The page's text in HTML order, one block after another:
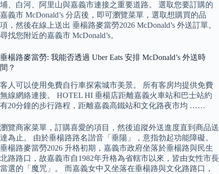
埔、白河、阿里山與嘉義市連接之重要道路。 選取您要訂購的
嘉義市 McDonald’s 分店後，即可瀏覽菜單，選取想購買的品
項，然後在線上送出 垂楊路麥當勞2026 McDonald’s 外送訂單。
尋找您附近的嘉義市 McDonald’s。
垂楊路麥當勞: 我能否透過 Uber Eats 安排 McDonald’s 外送時
間？
客人可以使用免費自行車探索城市美景。 所有客房均提供免費
無線網絡連接。 HOTEL HI 垂楊店距離嘉義火車站和巴士站約
有20分鐘的步行路程，距離嘉義高鐵站和文化路夜市均 ……
瀏覽商家菜單，訂購喜愛的項目，然後追蹤外送進度直到商品送
達為止。 由於垂楊路路名諧音「垂陽」，意指勃起功能障礙。
垂楊路麥當勞2026 升格初期，嘉義市政府坐落於垂楊路與民生
北路路口，故嘉義市自1982年升格為省轄市以來，皆由女性市長
當選的「魔咒」。 而嘉義女中又坐落在垂楊路與文化路路口，